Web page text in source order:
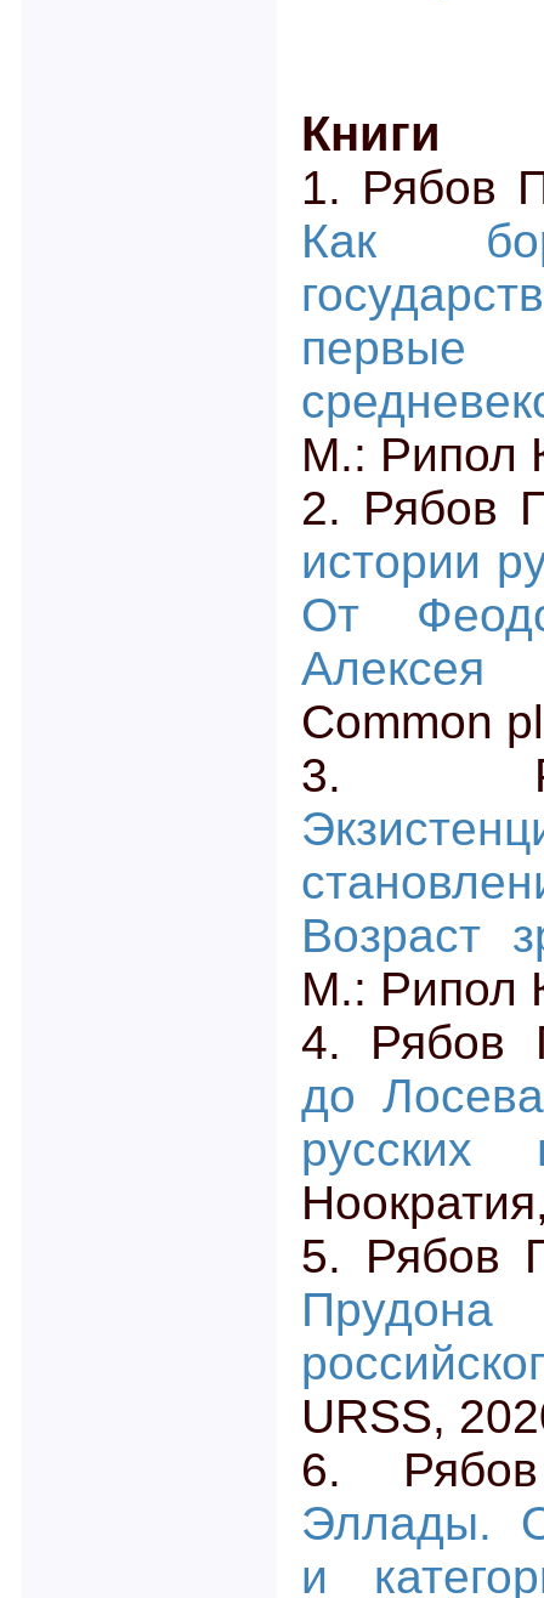
Книги
1. Рябов
Как
М.: Рипол
2. Рябов
истории
От
Алексея
Common
3.
Возраст
М.: Рипол
4.
до
русских
5. Рябов
URSS,
6.
Эллады.
и